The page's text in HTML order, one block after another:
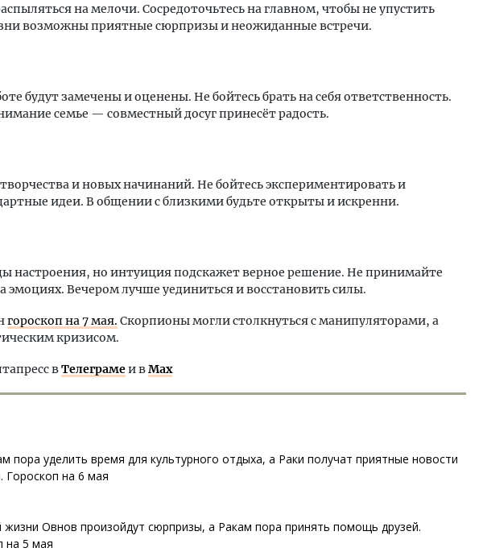
на мелочи. Сосредоточьтесь на главном, чтобы не упустить
возможны приятные сюрпризы и неожиданные встречи.
будут замечены и оценены. Не бойтесь брать на себя ответственность.
семье — совместный досуг принесёт радость.
и новых начинаний. Не бойтесь экспериментировать и
идеи. В общении с близкими будьте открыты и искренни.
настроения, но интуиция подскажет верное решение. Не принимайте
Вечером лучше уединиться и восстановить силы.
гороскоп на 7 мая. Скорпионы могли столкнуться с манипуляторами, а
кризисом.
вТелеграмеи вMax
пора уделить время для культурного отдыха, а Раки получат приятные новости
Гороскоп на 6 мая
жизни Овнов произойдут сюрпризы, а Ракам пора принять помощь друзей.
на 5 мая